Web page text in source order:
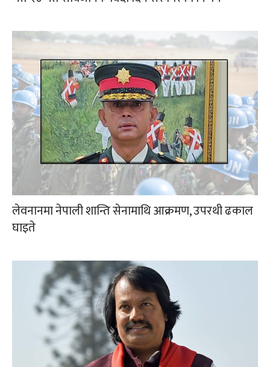
लेवनानमा नेपाली शान्ति सेनामाथि आक्रमण, उपरथी ढकाल
घाइते